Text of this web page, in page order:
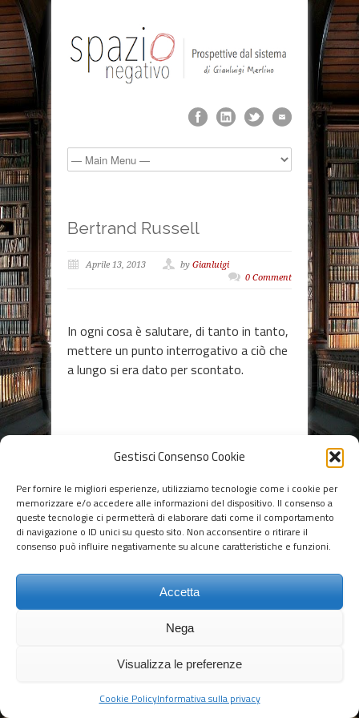
Gestisci Consenso Cookie
Per fornire le migliori esperienze, utilizziamo tecnologie come i cookie per
memorizzare e/o accedere alle informazioni del dispositivo. Il consenso a
queste tecnologie ci permetterà di elaborare dati come il comportamento
di navigazione o ID unici su questo sito. Non acconsentire o ritirare il
consenso può influire negativamente su alcune caratteristiche e funzioni.
Accetta
Nega
Visualizza le preferenze
Cookie PolicyInformativa sulla privacy
Bertrand Russell
Aprile 13, 2013 by Gianluigi
0 Comment
In ogni cosa è salutare, di tanto in tanto,
mettere un punto interrogativo a ciò che
a lungo si era dato per scontato.
Social Share
Leave a Reply
Devi essereconnessoper inviare un
© 2014 - 2018 Gianluigi Merlino - Tutti i diritti riservati
Torna su ^